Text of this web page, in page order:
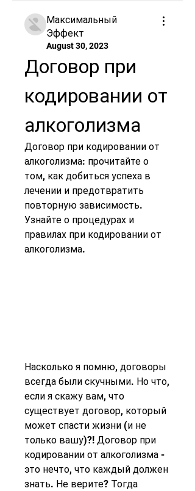
Максимальный
Эффект
August 30, 2023
Договор при
кодировании от
алкоголизма
Договор при кодировании от
алкоголизма: прочитайте о
том, как добиться успеха в
лечении и предотвратить
повторную зависимость.
Узнайте о процедурах и
правилах при кодировании от
алкоголизма.
Насколько я помню, договоры
всегда были скучными. Но что,
если я скажу вам, что
существует договор, который
может спасти жизни (и не
только вашу)?! Договор при
кодировании от алкоголизма -
это нечто, что каждый должен
знать. Не верите? Тогда